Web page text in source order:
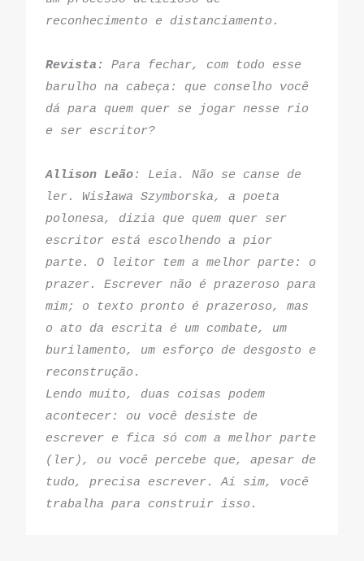
reconhecimento e distanciamento.
Revista:
Para fechar, com todo esse
barulho na cabeça: que conselho você
dá para quem quer se jogar nesse rio
e ser escritor?
Allison Leão: Leia. Não se canse de
ler. Wisława Szymborska, a poeta
polonesa, dizia que quem quer ser
escritor está escolhendo a pior
parte. O leitor tem a melhor parte: o
prazer. Escrever não é prazeroso para
mim; o texto pronto é prazeroso, mas
o ato da escrita é um combate, um
burilamento, um esforço de desgosto e
reconstrução.
Lendo muito, duas coisas podem
acontecer: ou você desiste de
escrever e fica só com a melhor parte
(ler), ou você percebe que, apesar de
tudo, precisa escrever. Aí sim, você
trabalha para construir isso.